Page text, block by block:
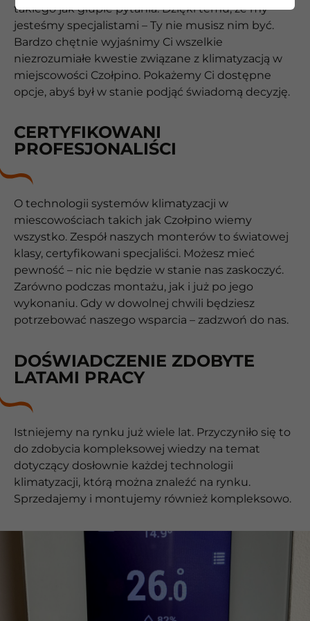
takiego jak głupie pytania. Dzięki temu, że my
jesteśmy specjalistami – Ty nie musisz nim być.
Bardzo chętnie wyjaśnimy Ci wszelkie
niezrozumiałe kwestie związane z klimatyzacją w
miejscowości Czołpino. Pokażemy Ci dostępne
opcje, abyś był w stanie podjąć świadomą decyzję.
CERTYFIKOWANI
PROFESJONALIŚCI
O technologii systemów klimatyzacji w
miescowościach takich jak Czołpino wiemy
wszystko. Zespół naszych monterów to światowej
klasy, certyfikowani specjaliści. Możesz mieć
pewność – nic nie będzie w stanie nas zaskoczyć.
Zarówno podczas montażu, jak i już po jego
wykonaniu. Gdy w dowolnej chwili będziesz
potrzebować naszego wsparcia – zadzwoń do nas.
DOŚWIADCZENIE ZDOBYTE
LATAMI PRACY
Istniejemy na rynku już wiele lat. Przyczyniło się to
do zdobycia kompleksowej wiedzy na temat
dotyczący dosłownie każdej technologii
klimatyzacji, którą można znaleźć na rynku.
Sprzedajemy i montujemy również kompleksowo.